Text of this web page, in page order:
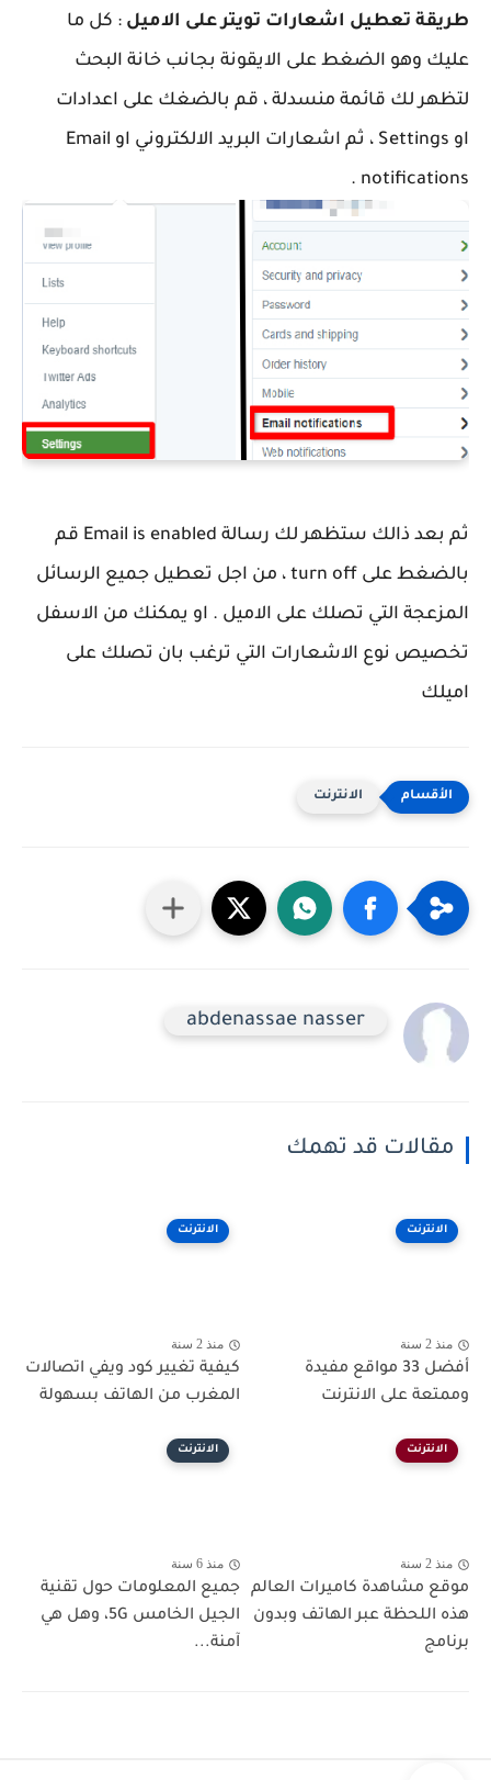
طريقة تعطيل اشعارات تويتر على الاميل : كل ما
عليك وهو الضغط على الايقونة بجانب خانة البحث
لتظهر لك قائمة منسدلة ، قم بالضغك على اعدادات
او Settings ، ثم اشعارات البريد الالكتروني او Email
notifications .
ثم بعد ذالك ستظهر لك رسالة Email is enabled قم
بالضغط على turn off ، من اجل تعطيل جميع الرسائل
المزعجة التي تصلك على الاميل . او يمكنك من الاسفل
تخصيص نوع الاشعارات التي ترغب بان تصلك على
اميلك
الانترنت
abdenassae nasser
مقالات قد تهمك
الانترنت
منذ 2 سنة
أفضل 33 مواقع مفيدة
وممتعة على الانترنت
الانترنت
منذ 2 سنة
كيفية تغيير كود ويفي اتصالات
المغرب من الهاتف بسهولة
الانترنت
منذ 2 سنة
موقع مشاهدة كاميرات العالم
هذه اللحظة عبر الهاتف وبدون
برنامج
الانترنت
منذ 6 سنة
جميع المعلومات حول تقنية
الجيل الخامس 5G، وهل هي
آمنة...